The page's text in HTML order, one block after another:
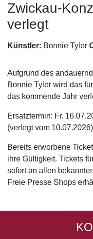
Zwickau-
verlegt
Künstler: Bonnie Tyler
Aufgrund des
Bonnie Tyler wird das
das kommende Jahr
Ersatztermin: Fr.
(verlegt vom 10.07.2026)
Bereits erworbene
ihre Gültigkeit. Tickets
sofort an allen
Freie Presse Shops